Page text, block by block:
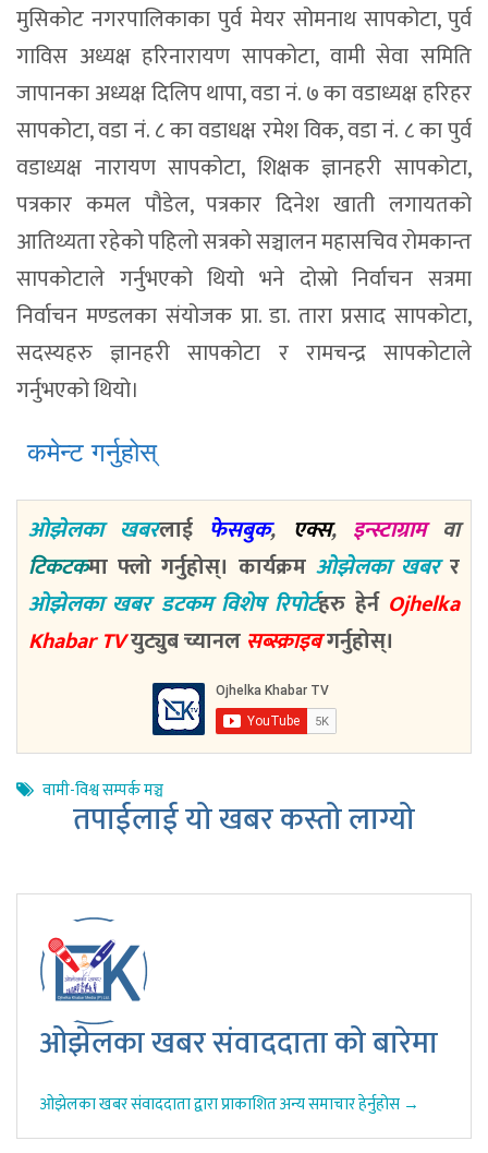
मुसिकोट नगरपालिकाका पुर्व मेयर सोमनाथ सापकोटा, पुर्व
गाविस अध्यक्ष हरिनारायण सापकोटा, वामी सेवा समिति
जापानका अध्यक्ष दिलिप थापा, वडा नं. ७ का वडाध्यक्ष हरिहर
सापकोटा, वडा नं. ८ का वडाधक्ष रमेश विक, वडा नं. ८ का पुर्व
वडाध्यक्ष नारायण सापकोटा, शिक्षक ज्ञानहरी सापकोटा,
पत्रकार कमल पौडेल, पत्रकार दिनेश खाती लगायतको
आतिथ्यता रहेको पहिलो सत्रको सञ्चालन महासचिव रोमकान्त
सापकोटाले गर्नुभएको थियो भने दोस्रो निर्वाचन सत्रमा
निर्वाचन मण्डलका संयोजक प्रा. डा. तारा प्रसाद सापकोटा,
सदस्यहरु ज्ञानहरी सापकोटा र रामचन्द्र सापकोटाले
गर्नुभएको थियो।
कमेन्ट गर्नुहोस्
ओझेलका खबरलाई फेसबुक, एक्स, इन्स्टाग्रामवा
टिकटकमा फ्लो गर्नुहोस्। कार्यक्रम ओझेलका खबरर
ओझेलका खबर डटकम विशेष रिपोर्टहरु हेर्न Ojhelka
Khabar TVयुट्युब च्यानल सब्स्क्राइबगर्नुहोस्।
वामी-विश्व सम्पर्क मञ्च
तपाईलाई यो खबर कस्तो लाग्यो
ओझेलका खबर संवाददाता को बारेमा
ओझेलका खबर संवाददाता द्वारा प्राकाशित अन्य समाचार हेर्नुहोस →